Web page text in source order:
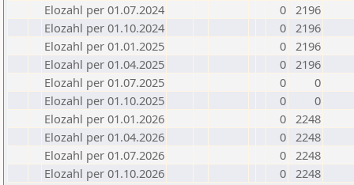
Elozahl per 01.07.2024
0 2196
Elozahl per 01.10.2024
0 2196
Elozahl per 01.01.2025
0 2196
Elozahl per 01.04.2025
0 2196
Elozahl per 01.07.2025
0
0
Elozahl per 01.10.2025
0
0
Elozahl per 01.01.2026
0 2248
Elozahl per 01.04.2026
0 2248
Elozahl per 01.07.2026
0 2248
Elozahl per 01.10.2026
0 2248